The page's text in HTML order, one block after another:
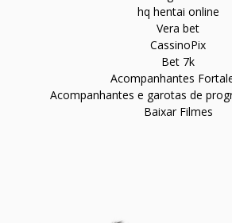
hq hentai online
Vera bet
CassinoPix
Bet 7k
Acompanhantes
Acompanhantes e garotas de
Baixar Filmes